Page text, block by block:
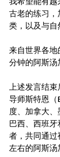
古老的练习
类，以及与自
来自世界各
分钟的阿斯汤
上述发言结
导师斯特恩（
度、加拿大、
巴西、西班
者，共同通
左右的阿斯汤